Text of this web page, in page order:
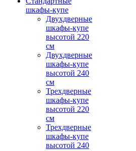
шкафы-купе
Двухдверные
шкафы-купе
высотой 220
см
Двухдверные
шкафы-купе
высотой 240
см
Трехдверные
шкафы-купе
высотой 220
см
Трехдверные
шкафы-купе
высотой 240